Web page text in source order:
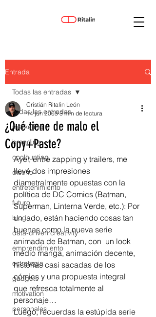
Entrada
Todas las entradas
marketing
branding
coolhunting
diseño
entretenimiento
futuro
blog
data-driven creativity
emprendimiento
estrategia
gadgets
motivation
personales
Todas las entradas
¿Qué tiene de malo el
Copy+Paste?
Cristián Ritalin León
14 jun 2005 3 min de lectura
Ayer, entre zapping y trailers, me
llevé dos impresiones
diametralmente opuestas con la
política de DC Comics (Batman,
Superman, Linterna Verde, etc.): Por
un lado, están haciendo cosas tan
buenas como la nueva serie
animada de Batman, con  un look
medio manga, animación decente,
historias casi sacadas de los
cómics y una propuesta integral
que refresca totalmente al
personaje…
Luego, recuerdas la estúpida serie